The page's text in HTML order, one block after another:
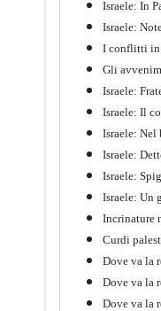
PDF
Storia
Israele: In
Israele:
I conflitti in
Gli
Israele:
Israele: Il
Israele: Nel
Israele:
Israele:
Israele: Un
Incrinature
Curdi
Dove va la
Dove va la
Dove va la